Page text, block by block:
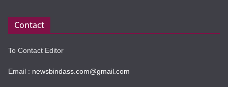
Contact
To Contact Editor
Email : newsbindass.com@gmail.com